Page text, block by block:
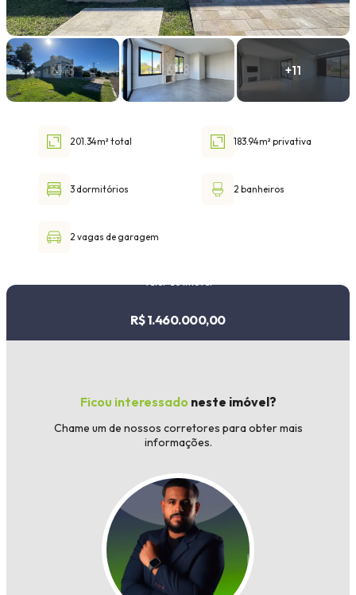
Faixa de valor
30.000,00até1.000.000,00 ou +
201.34m² total 183.94m² privativa
3 dormitórios 2 banheiros
2 vagas de garagem
R$ 1.460.000,00
Ficou interessado neste imóvel?
Chame um de nossos corretores para obter mais
informações.